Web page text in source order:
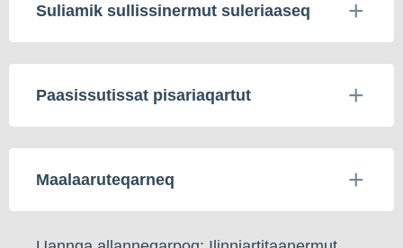
Suliamik sullissinermut suleriaaseq
Paasissutissat pisariaqartut
Maalaaruteqarneq